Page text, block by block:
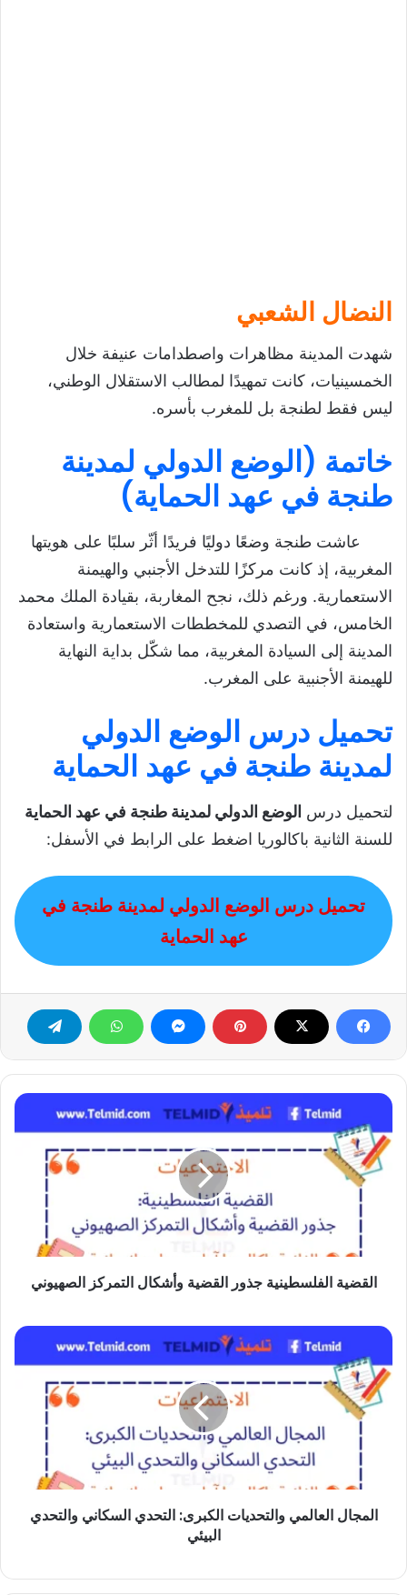
النضال الشعبي
شهدت المدينة مظاهرات واصطدامات عنيفة خلال
الخمسينيات، كانت تمهيدًا لمطالب الاستقلال الوطني،
ليس فقط لطنجة بل للمغرب بأسره.
خاتمة (الوضع الدولي لمدينة
طنجة في عهد الحماية)
عاشت طنجة وضعًا دوليًا فريدًا أثّر سلبًا على هويتها
المغربية، إذ كانت مركزًا للتدخل الأجنبي والهيمنة
الاستعمارية. ورغم ذلك، نجح المغاربة، بقيادة الملك محمد
الخامس، في التصدي للمخططات الاستعمارية واستعادة
المدينة إلى السيادة المغربية، مما شكّل بداية النهاية
للهيمنة الأجنبية على المغرب.
تحميل درس الوضع الدولي
لمدينة طنجة في عهد الحماية
لتحميل درس الوضع الدولي لمدينة طنجة في عهد الحماية
للسنة الثانية باكالوريا اضغط على الرابط في الأسفل:
تحميل درس الوضع الدولي لمدينة طنجة في
عهد الحماية
القضية
الفلسطينية
جذور
القضية
وأشكال
التمركز
الصهيوني
القضية الفلسطينية جذور القضية وأشكال التمركز الصهيوني
المجال
العالمي
والتحديات
الكبرى:
التحدي
السكاني
والتحدي
المجال العالمي والتحديات الكبرى: التحدي السكاني والتحدي
البيئي